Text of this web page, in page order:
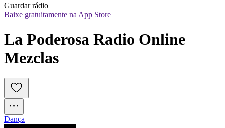
Guardar rádio
Baixe gratuitamente na App Store
La Poderosa Radio Online
Mezclas
Dança